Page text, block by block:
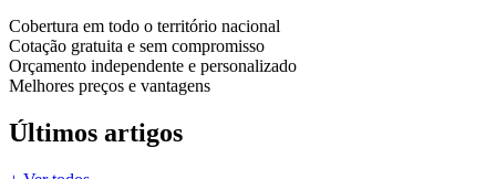
Cobertura em todo o território nacional
Cotação gratuita e sem compromisso
Orçamento independente e personalizado
Melhores preços e vantagens
Últimos artigos